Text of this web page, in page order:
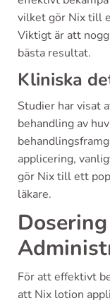
vilket gör Nix till
Viktigt är att
bästa resultat.
Kliniska
Studier har visat
behandling av
applicering,
gör Nix till ett
läkare.
För att effektivt
att Nix lotion